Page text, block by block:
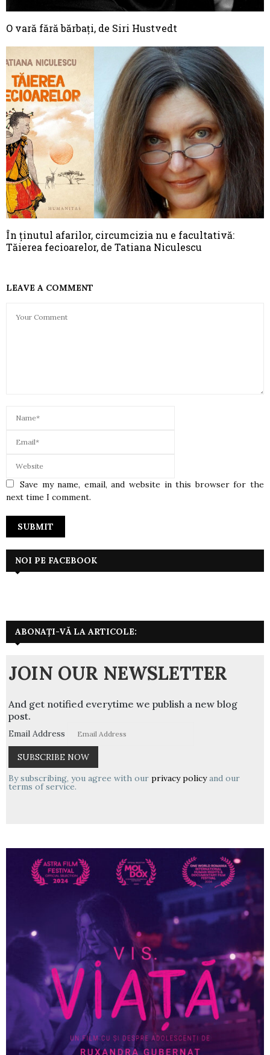
O vară fără bărbați, de Siri Hustvedt
În ținutul afarilor, circumcizia nu e facultativă:
Tăierea fecioarelor, de Tatiana Niculescu
LEAVE A COMMENT
Save my name, email, and website in this browser for the
next time I comment.
NOI PE FACEBOOK
ABONAȚI-VĂ LA ARTICOLE:
JOIN OUR NEWSLETTER
And get notified everytime we publish a new blog
post.
Email Address
By subscribing, you agree with our privacy policyand our
terms of service.